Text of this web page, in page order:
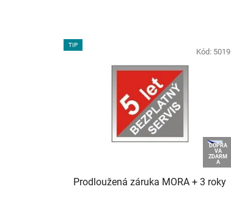
TIP
DOPRA
VA
ZDARM
A
Prodloužená záruka MORA + 3 roky
Kód: 5019